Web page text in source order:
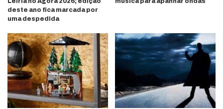
deste ano fica marcada por
uma despedida